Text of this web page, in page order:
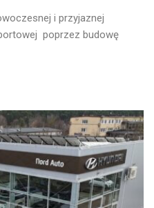
i przyjaznej
poprzez budowę